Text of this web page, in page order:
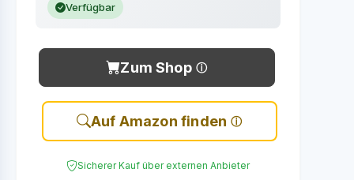
Verfügbar
Zum Shop
Auf Amazon finden
Sicherer Kauf über externen Anbieter